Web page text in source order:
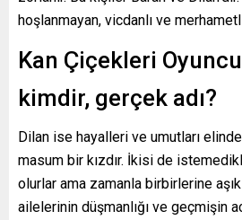
hoşlanmayan, vicdanlı ve
Kan Çiçekleri
kimdir, gerçek adı?
Dilan ise hayalleri ve umutları
masum bir kızdır. İkisi de
olurlar ama zamanla birbirlerine
ailelerinin düşmanlığı ve geçmişin